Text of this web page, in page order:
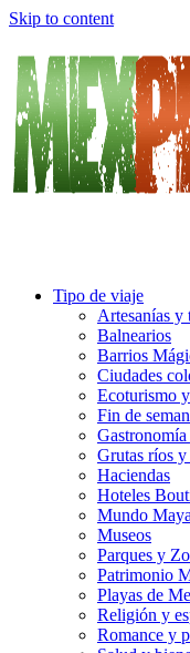
Skip to content
Tipo de viaje
Artesanías y
Balnearios
Barrios
Ciudades
Ecoturismo
Fin de
Grutas ríos y
Haciendas
Hoteles
Mundo Maya
Museos
Parques y
Patrimonio
Playas de
Religión y
Romance y